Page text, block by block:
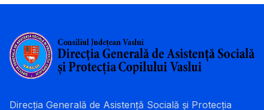
Direcția Generală de Asistență Socială și Protecția